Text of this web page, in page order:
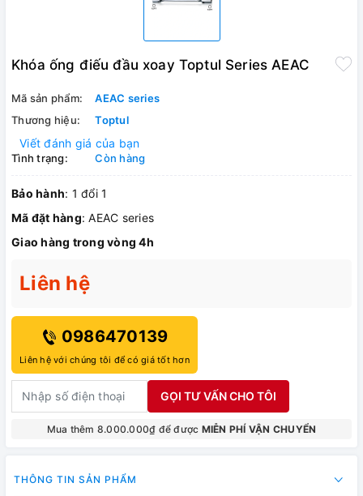
Khóa ống điếu đầu xoay Toptul Series AEAC
Mã sản phẩm:
AEAC series
Thương hiệu:
Toptul
Viết đánh giá của bạn
Tình trạng: Còn hàng
Bảo hành: 1 đổi 1
Mã đặt hàng: AEAC series
Giao hàng trong vòng 4h
Liên hệ
0986470139
Liên hệ với chúng tôi để có giá tốt hơn
GỌI TƯ VẤN CHO TÔI
Mua thêm 8.000.000₫ để được MIỄN PHÍ VẬN CHUYỂN
THÔNG TIN SẢN PHẨM